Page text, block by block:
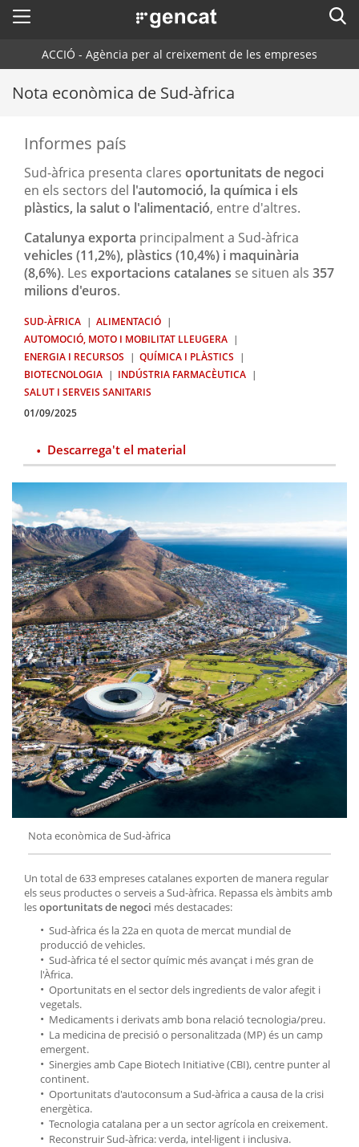
. Obre en una nova finestra.
Menú
Cercador
Serveis d'internacionalització
Properes activitats
ACCIÓ - Agència per al creixement de les empreses
ACCIÓ - Agència per al creixement de les empreses
Inici
Sectors
Activitats
ACCIÓ
ca
Nota econòmica de Sud-àfrica
Informes país
Sud-àfrica presenta clares oportunitats de negoci
en els sectors del l'automoció, la química i els
plàstics, la salut o l'alimentació, entre d'altres.
Catalunya exporta principalment a Sud-àfrica
vehicles (11,2%), plàstics (10,4%) i maquinària
(8,6%). Les exportacions catalanes se situen als 357
milions d'euros.
SUD-ÀFRICA
ALIMENTACIÓ
AUTOMOCIÓ, MOTO I MOBILITAT LLEUGERA
ENERGIA I RECURSOS
QUÍMICA I PLÀSTICS
BIOTECNOLOGIA
INDÚSTRIA FARMACÈUTICA
SALUT I SERVEIS SANITARIS
01/09/2025
Descarrega't el material
Nota econòmica de Sud-àfrica
Un total de 633 empreses catalanes exporten de manera regular
els seus productes o serveis a Sud-àfrica. Repassa els àmbits amb
lesoportunitats de negoci més destacades:
Sud-àfrica és la 22a en quota de mercat mundial de
producció de vehicles.
Sud-àfrica té el sector químic més avançat i més gran de
l'Àfrica.
Oportunitats en el sector dels ingredients de valor afegit i
vegetals.
Medicaments i derivats amb bona relació tecnologia/preu.
La medicina de precisió o personalitzada (MP) és un camp
emergent.
Sinergies amb Cape Biotech Initiative (CBI), centre punter al
continent.
Oportunitats d'autoconsum a Sud-àfrica a causa de la crisi
energètica.
Tecnologia catalana per a un sector agrícola en creixement.
Reconstruir Sud-àfrica: verda, intel·ligent i inclusiva.